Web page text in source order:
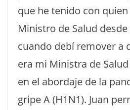
que he tenido con
Ministro de Salud desde
cuando debí remover a
era mi Ministra de
en el abordaje de la
gripe A (H1N1). Juan